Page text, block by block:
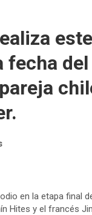
fecha
en la etapa final
Hites y el francés